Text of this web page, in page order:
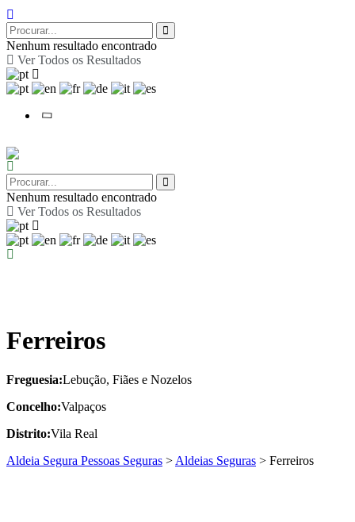
Nenhum resultado encontrado
Ver Todos os Resultados
Nenhum resultado encontrado
Ver Todos os Resultados
Ferreiros
Freguesia:Lebução, Fiães e Nozelos
Concelho:Valpaços
Distrito:Vila Real
Aldeia Segura Pessoas Seguras > Aldeias Seguras > Ferreiros